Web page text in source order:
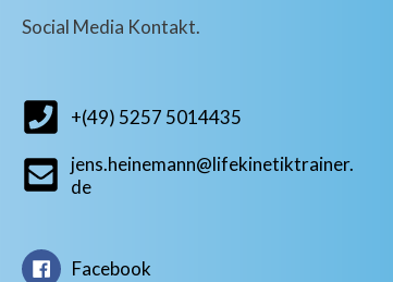
Social Media Kontakt.
+(49) 5257 5014435
jens.heinemann@lifekinetiktrainer.
de
Facebook